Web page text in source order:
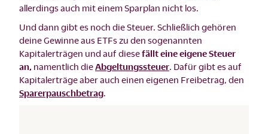
allerdings auch mit einem Sparplan nicht los.
Und dann gibt es noch die Steuer. Schließlich gehören
deine Gewinne aus ETFs zu den sogenannten
Kapitalerträgen und auf diesefällt eine eigene Steuer
an, namentlich die Abgeltungssteuer . Dafür gibt es auf
Kapitalerträge aber auch einen eigenen Freibetrag, den
Sparerpauschbetrag